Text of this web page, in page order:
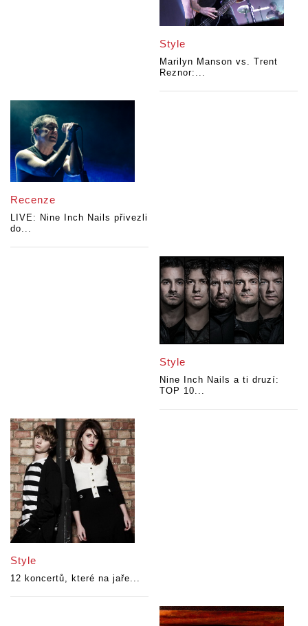
Style
Marilyn Manson vs. Trent
Reznor:...
Recenze
LIVE: Nine Inch Nails přivezli
do...
Style
Nine Inch Nails a ti druzí:
TOP 10...
Style
12 koncertů, které na jaře...